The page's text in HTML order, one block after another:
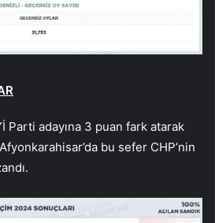
Parti adayına 3 puan fark atarak
bu sefer CHP’nin